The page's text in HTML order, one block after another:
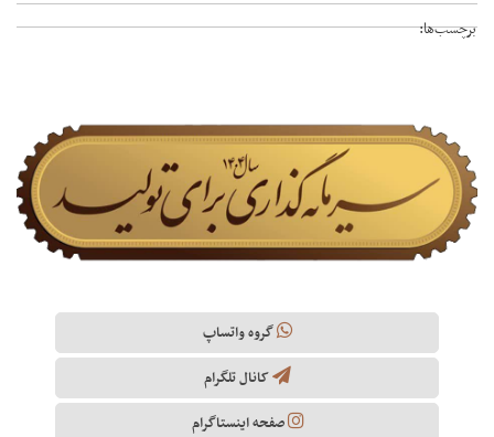
برچسب‌ها:
گروه واتساپ
کانال تلگرام
صفحه اینستاگرام